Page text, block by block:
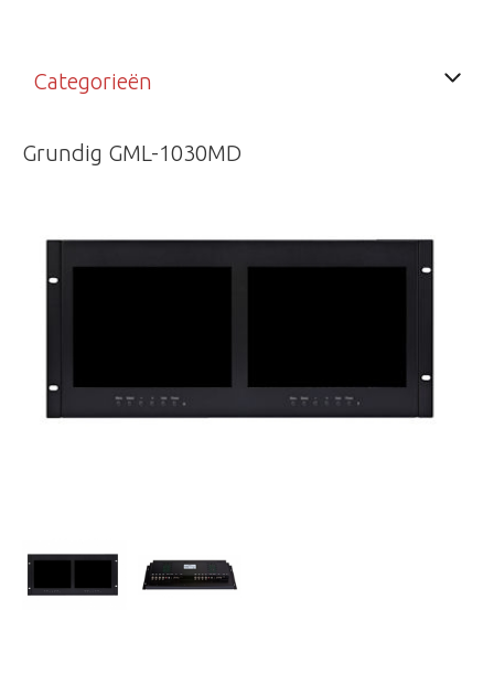
Categorieën
Grundig GML-1030MD